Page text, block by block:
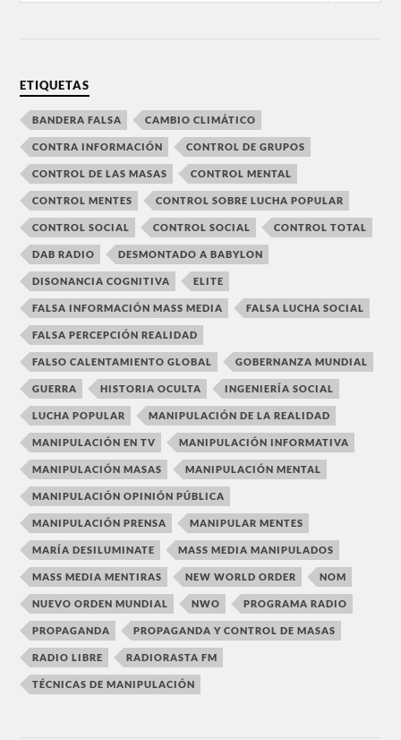
ETIQUETAS
BANDERA FALSA CAMBIO CLIMÁTICO
CONTRA INFORMACIÓN CONTROL DE GRUPOS
CONTROL DE LAS MASAS CONTROL MENTAL
CONTROL MENTES CONTROL SOBRE LUCHA POPULAR
CONTROL SOCIAL CONTROL SOCIAL CONTROL TOTAL
DAB RADIO DESMONTADO A BABYLON
DISONANCIA COGNITIVA ELITE
FALSA INFORMACIÓN MASS MEDIA FALSA LUCHA SOCIAL
FALSA PERCEPCIÓN REALIDAD
FALSO CALENTAMIENTO GLOBAL GOBERNANZA MUNDIAL
GUERRA HISTORIA OCULTA INGENIERÍA SOCIAL
LUCHA POPULAR MANIPULACIÓN DE LA REALIDAD
MANIPULACIÓN EN TV MANIPULACIÓN INFORMATIVA
MANIPULACIÓN MASAS MANIPULACIÓN MENTAL
MANIPULACIÓN OPINIÓN PÚBLICA
MANIPULACIÓN PRENSA MANIPULAR MENTES
MARÍA DESILUMINATE MASS MEDIA MANIPULADOS
MASS MEDIA MENTIRAS NEW WORLD ORDER NOM
NUEVO ORDEN MUNDIAL NWO PROGRAMA RADIO
PROPAGANDA PROPAGANDA Y CONTROL DE MASAS
RADIO LIBRE RADIORASTA FM
TÉCNICAS DE MANIPULACIÓN